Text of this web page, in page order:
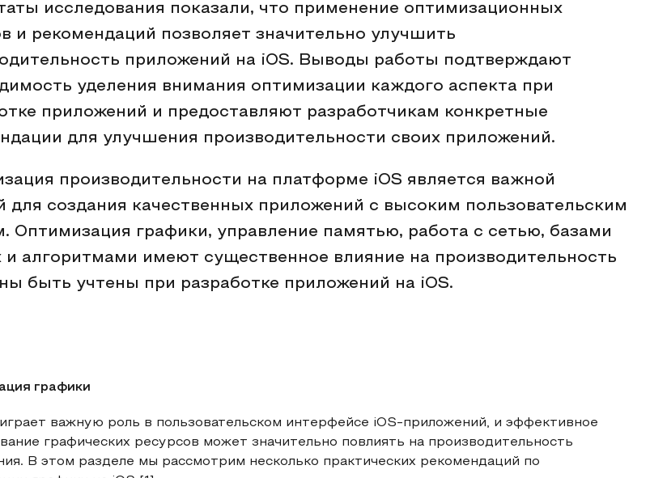
исследования показали, что применение оптимизационных
и рекомендаций позволяет значительно улучшить
приложений на iOS. Выводы работы подтверждают
уделения внимания оптимизации каждого аспекта при
приложений и предоставляют разработчикам конкретные
для улучшения производительности своих приложений.
производительности на платформе iOS является важной
для создания качественных приложений с высоким пользовательским
Оптимизация графики, управление памятью, работа с сетью, базами
и алгоритмами имеют существенное влияние на производительность
быть учтены при разработке приложений на iOS.
графики
играет важную роль в пользовательском интерфейсе iOS-приложений, и эффективное
графических ресурсов может значительно повлиять на производительность
В этом разделе мы рассмотрим несколько практических рекомендаций по